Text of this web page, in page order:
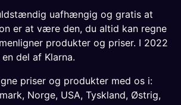
uafhængig og gratis at
er at være den, du altid kan regne
produkter og priser. I 2022
del af Klarna.
priser og produkter med os i:
, Norge, USA, Tyskland, Østrig,